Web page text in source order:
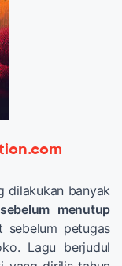
dilakukan banyak
menutup
sebelum petugas
Lagu berjudul